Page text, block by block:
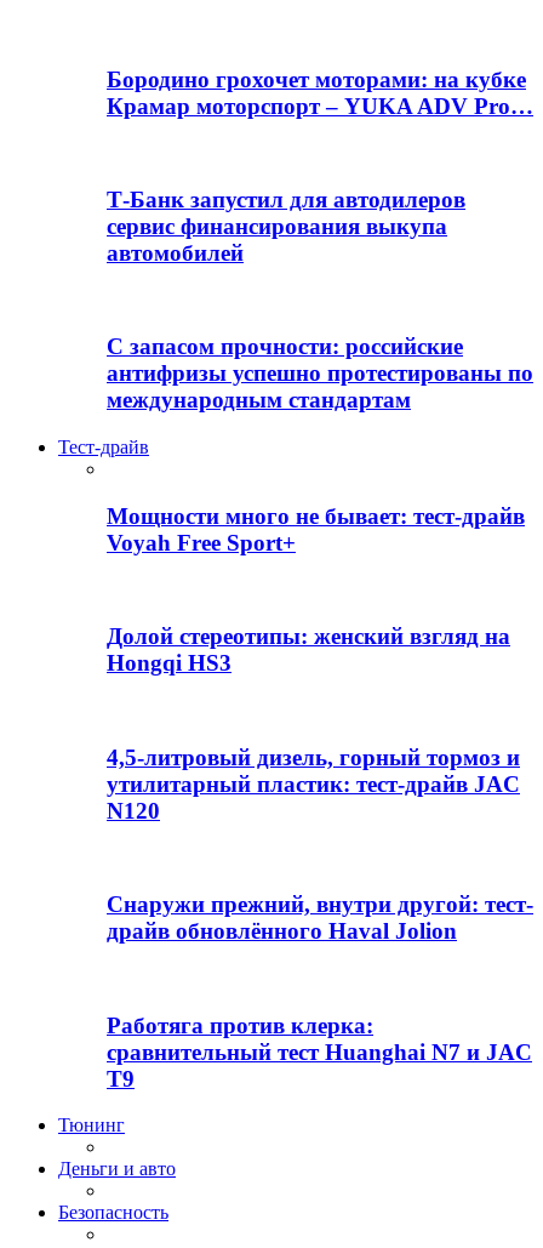
Бородино грохочет моторами: на кубке
Крамар моторспорт – YUKA ADV Pro…
Т-Банк запустил для автодилеров
сервис финансирования выкупа
автомобилей
С запасом прочности: российские
антифризы успешно протестированы по
международным стандартам
Тест-драйв
Мощности много не бывает: тест-драйв
Voyah Free Sport+
Долой стереотипы: женский взгляд на
Hongqi HS3
4,5-литровый дизель, горный тормоз и
утилитарный пластик: тест-драйв JAC
N120
Снаружи прежний, внутри другой: тест-
драйв обновлённого Haval Jolion
Работяга против клерка:
сравнительный тест Huanghai N7 и JAC
T9
Тюнинг
Деньги и авто
Безопасность